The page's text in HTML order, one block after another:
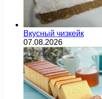
Вкусный чизкейк
07.08.2026